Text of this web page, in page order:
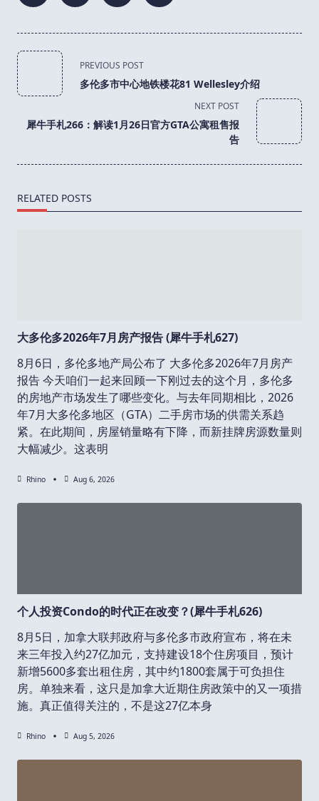
<span
class="nav-
subtitle
reader-
PREVIOUS POST
多伦多市中心地铁楼花81 Wellesley介绍
NEXT POST
犀牛手札266：解读1月26日官方GTA公寓租售报
告
RELATED POSTS
大多伦多2026年7月房产报告 (犀牛手札627)
8月6日，多伦多地产局公布了 大多伦多2026年7月房产
报告 今天咱们一起来回顾一下刚过去的这个月，多伦多
的房地产市场发生了哪些变化。与去年同期相比，2026
年7月大多伦多地区（GTA）二手房市场的供需关系趋
紧。在此期间，房屋销量略有下降，而新挂牌房源数量则
大幅减少。这表明
Rhino Aug 6, 2026
个人投资Condo的时代正在改变？(犀牛手札626)
8月5日，加拿大联邦政府与多伦多市政府宣布，将在未
来三年投入约27亿加元，支持建设18个住房项目，预计
新增5600多套出租住房，其中约1800套属于可负担住
房。单独来看，这只是加拿大近期住房政策中的又一项措
施。真正值得关注的，不是这27亿本身
Rhino Aug 5, 2026